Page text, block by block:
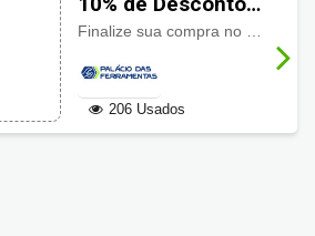
Palácio das
206 Usados